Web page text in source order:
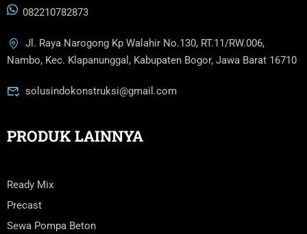
082210782873
Jl. Raya Narogong Kp Walahir No.130, RT.11/RW.006,
Nambo, Kec. Klapanunggal, Kabupaten Bogor, Jawa Barat 16710
solusindokonstruksi@gmail.com
PRODUK LAINNYA
Ready Mix
Precast
Sewa Pompa Beton